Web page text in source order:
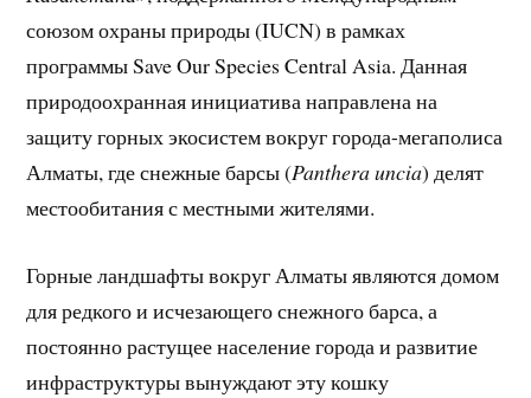
союзом охраны природы (IUCN) в рамках
программы Save Our Species Central Asia. Данная
природоохранная инициатива направлена на
защиту горных экосистем вокруг города-мегаполиса
Алматы, где снежные барсы (Panthera uncia) делят
местообитания с местными жителями.
Горные ландшафты вокруг Алматы являются домом
для редкого и исчезающего снежного барса, а
постоянно растущее население города и развитие
инфраструктуры вынуждают эту кошку